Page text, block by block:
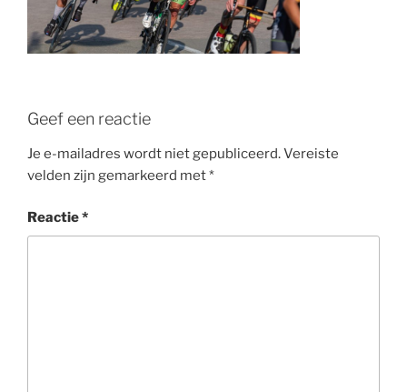
Geef een reactie
Je e-mailadres wordt niet gepubliceerd.Vereiste
velden zijn gemarkeerd met*
Reactie*